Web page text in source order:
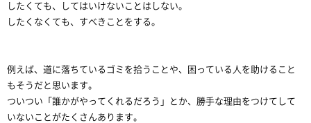
したくても、してはいけないことはしない。
したくなくても、すべきことをする。
例えば、道に落ちているゴミを拾うことや、困っている人を助けること
もそうだと思います。
ついつい「誰かがやってくれるだろう」とか、勝手な理由をつけてして
いないことがたくさんあります。